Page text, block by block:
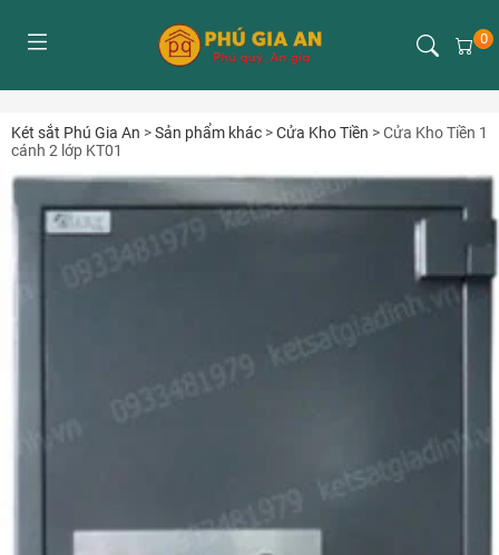
0
Két sắt Phú Gia An >Sản phẩm khác >Cửa Kho Tiền >Cửa Kho Tiền 1
cánh 2 lớp KT01